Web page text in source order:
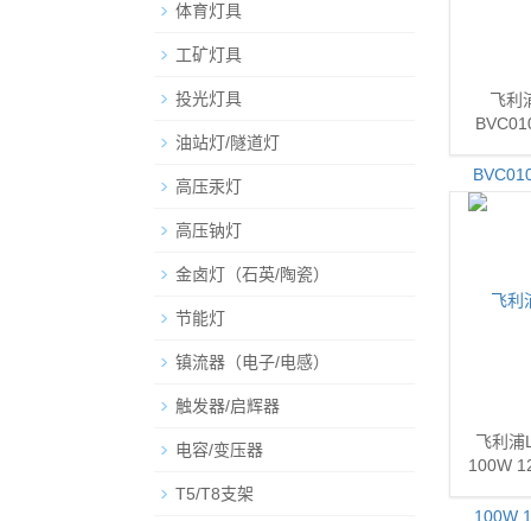
飞利
飞利浦
100W
体育灯具
工矿灯具
投光灯具
油站灯/隧道灯
高压汞灯
高压钠灯
金卤灯（石英/陶瓷）
节能灯
镇流器（电子/电感）
触发器/启辉器
电容/变压器
T5/T8支架